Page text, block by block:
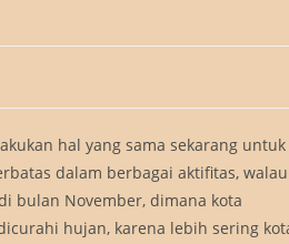
hal yang sama sekarang untuk
dalam berbagai aktifitas, walau
bulan November, dimana kota
hujan, karena lebih sering